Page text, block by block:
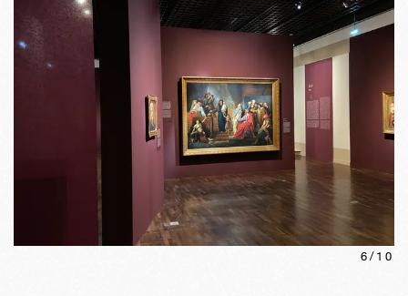
6/ 10